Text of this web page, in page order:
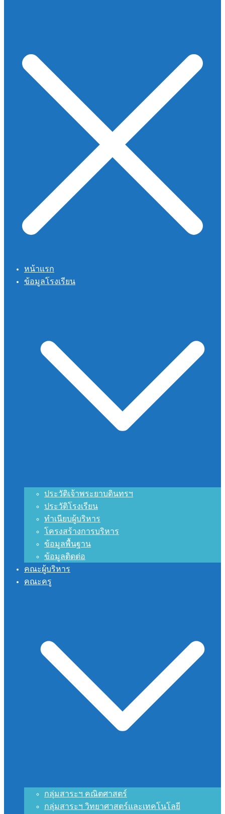
หน้าแรก
ข้อมูลโรงเรียน
ประวัติเจ้าพระยาบดินทรฯ
ประวัติโรงเรียน
ทำเนียบผู้บริหาร
โครงสร้างการบริหาร
ข้อมูลพื้นฐาน
ข้อมูลติดต่อ
คณะผู้บริหาร
คณะครู
กลุ่มสาระฯ คณิตศาสตร์
กลุ่มสาระฯ วิทยาศาสตร์และเทคโนโลยี